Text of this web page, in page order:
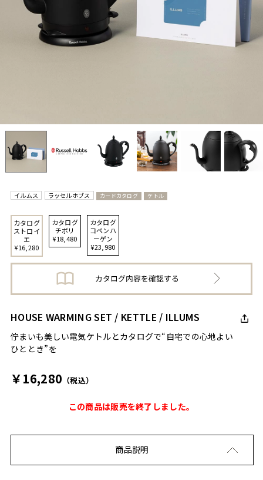
イルムス ラッセルホブス カードカタログ ケトル
カタログ
ストロイ
エ
¥16,280
カタログ
チボリ
¥18,480
カタログ
コペンハ
ーゲン
¥23,980
HOUSE WARMING SET / KETTLE / ILLUMS
佇まいも美しい電気ケトルとカタログで“自宅での心地よい
ひととき”を
￥16,280 （税込）
この商品は販売を終了しました。
商品説明